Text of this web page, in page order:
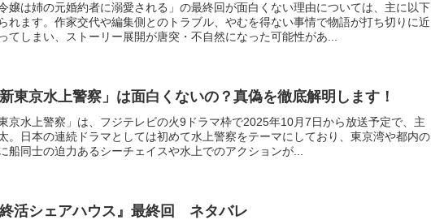
令嬢は姉の元婚約者に溺愛される」の最終回が面白くない理由については、主に以下
れます。作家交代や編集側とのトラブル、やむを得ない事情で物語が打ち切りに近
てしまい、ストーリー展開が唐突・不自然になった可能性があ...
新東京水上警察」は面白くないの？真偽を徹底解明します！
京水上警察」は、フジテレビの火9ドラマ枠で2025年10月7日から放送予定で、主
。日本の連続ドラマとしては初めて水上警察をテーマにしており、東京湾や都内の
船同士の迫力あるシーチェイスや水上でのアクションが...
終活シェアハウス』最終回 ネタバレ